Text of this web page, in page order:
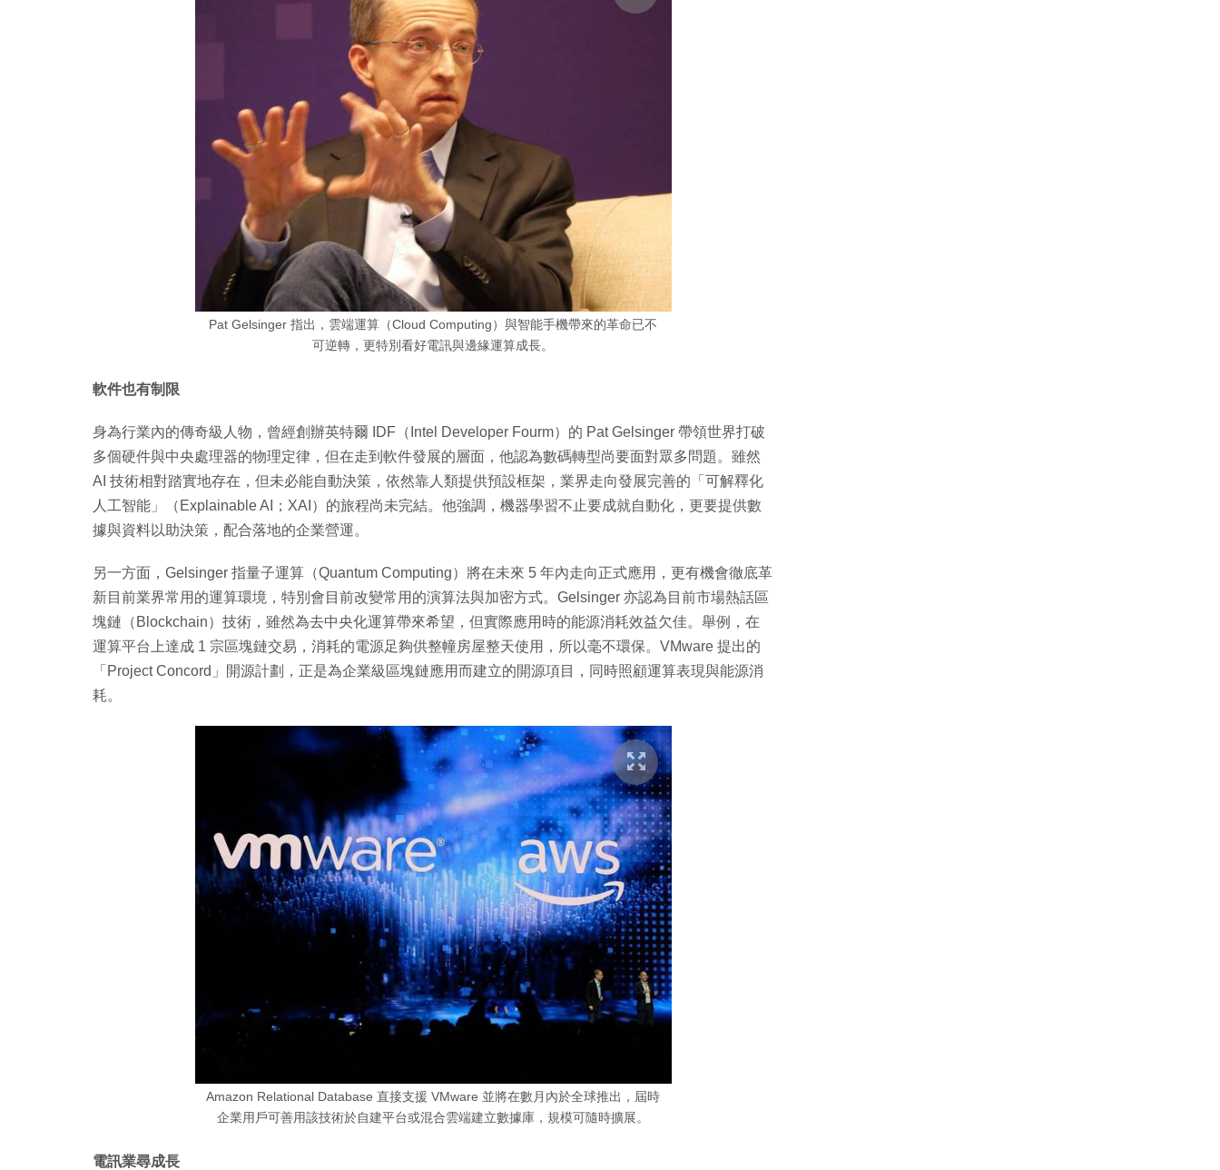
Pat Gelsinger 指出，雲端運算（Cloud Computing）與智能手機帶來的革命已不
可逆轉，更特別看好電訊與邊緣運算成長。
軟件也有制限
身為行業內的傳奇級人物，曾經創辦英特爾 IDF（Intel Developer Fourm）的 Pat Gelsinger 帶領世界打破
多個硬件與中央處理器的物理定律，但在走到軟件發展的層面，他認為數碼轉型尚要面對眾多問題。雖然
AI 技術相對踏實地存在，但未必能自動決策，依然靠人類提供預設框架，業界走向發展完善的「可解釋化
人工智能」（Explainable AI；XAI）的旅程尚未完結。他強調，機器學習不止要成就自動化，更要提供數
據與資料以助決策，配合落地的企業營運。
另一方面，Gelsinger 指量子運算（Quantum Computing）將在未來 5 年內走向正式應用，更有機會徹底革
新目前業界常用的運算環境，特別會目前改變常用的演算法與加密方式。Gelsinger 亦認為目前市場熱話區
塊鏈（Blockchain）技術，雖然為去中央化運算帶來希望，但實際應用時的能源消耗效益欠佳。舉例，在
運算平台上達成 1 宗區塊鏈交易，消耗的電源足夠供整幢房屋整天使用，所以毫不環保。VMware 提出的
「Project Concord」開源計劃，正是為企業級區塊鏈應用而建立的開源項目，同時照顧運算表現與能源消
耗。
Amazon Relational Database 直接支援 VMware 並將在數月內於全球推出，屆時
企業用戶可善用該技術於自建平台或混合雲端建立數據庫，規模可隨時擴展。
電訊業尋成長